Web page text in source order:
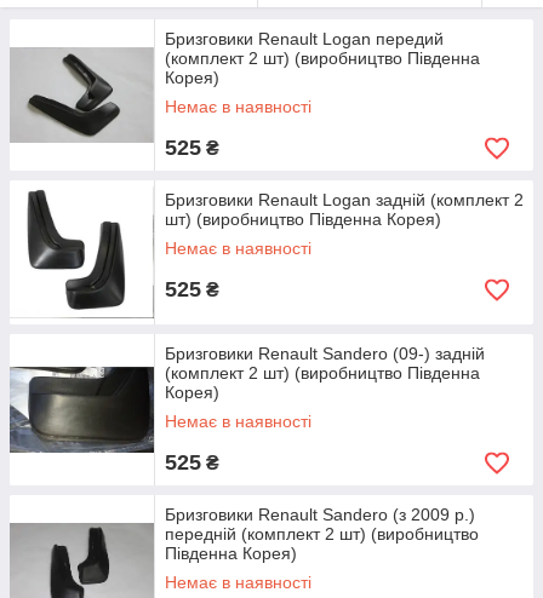
Багато починаючі автомобілісти не надають значення
увагу на наявність бризковиків. Вважається , якщо виробник
не встановив бризковики, то вони там і не потрібні. Ця думка
помилково, так як багато виробників хоч не встановлюють
бризковики, але при конструюванні автомобіля роблять
штатні місця для їх установки.
автомобіля, так як перш за все - це безпека, не тільки Вас,
але і всіх учасників руху. Під час руху з під коліс автомобіля
вилітає все що попадеться на Вашому шляху: пил, каміння,
різне сміття, а в дощ або коли на дорозі є сніг колеса
створюють потік води і снігу який миттєво забруднює скла в
автомобілі. Звичайно бризговики не може зупинити весь
Бризговики Renault Logan передий
(комплект 2 шт) (виробництво Південна
Корея)
Немає в наявності
525 ₴
Бризговики Renault Logan задній (комплект 2
шт) (виробництво Південна Корея)
Немає в наявності
525 ₴
Бризговики Renault Sandero (09-) задній
(комплект 2 шт) (виробництво Південна
Корея)
Немає в наявності
525 ₴
Бризговики Renault Sandero (з 2009 р.)
передній (комплект 2 шт) (виробництво
Південна Корея)
Немає в наявності